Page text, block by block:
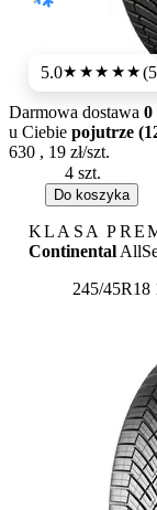
5.0★★★★★
Dostępność:
Darmowa dostawa 0
u Ciebie pojutrze
630 , 19 zł/szt.
Do koszyka
KLASA
Continental
245/